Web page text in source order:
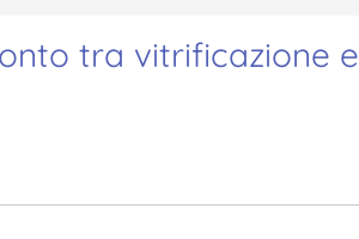
tra vitrificazione e